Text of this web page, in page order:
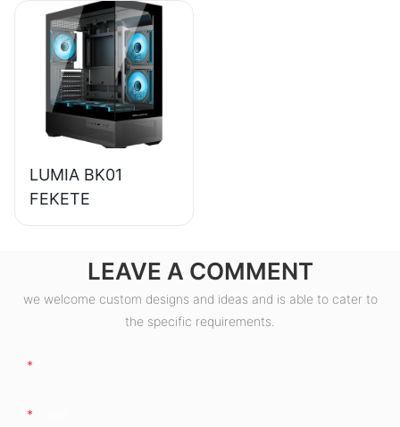
80+ bronz színű
asztali számítógép
tápegység,
ESB550W
LUMIA BK01
FEKETE
LEAVE A COMMENT
we welcome custom designs and ideas and is able to cater to
the specific requirements.